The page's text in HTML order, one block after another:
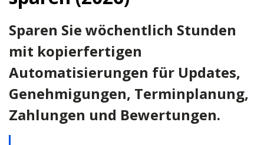
Sparen Sie wöchentlich Stunden
mit kopierfertigen
Automatisierungen für Updates,
Genehmigungen, Terminplanung,
Zahlungen und Bewertungen.